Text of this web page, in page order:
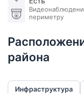
периметру
района
Инфраструктура